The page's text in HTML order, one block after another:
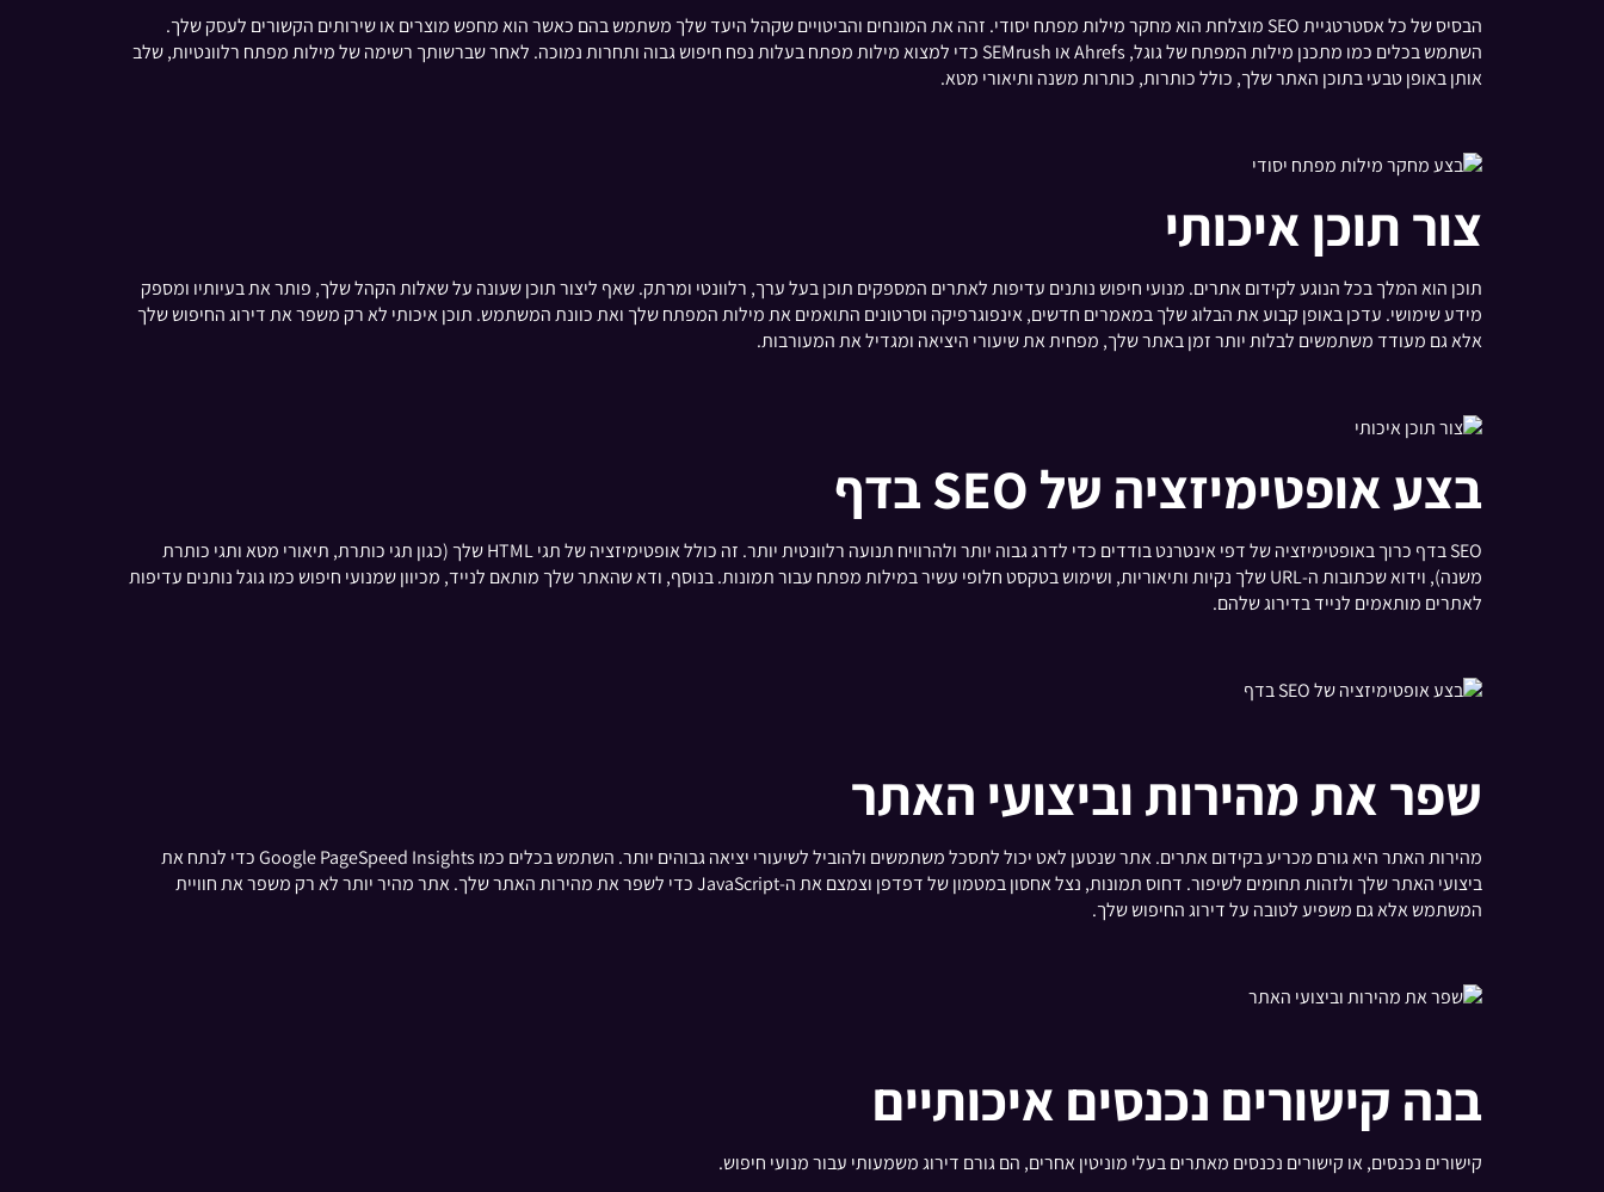
הבסיס של כל אסטרטגיית SEO מוצלחת הוא מחקר מילות מפתח יסודי. זהה את המונחים והביטויים שקהל היעד שלך משתמש בהם כאשר הוא מחפש מוצרים או שירותים הקשורים לעסק שלך.
השתמש בכלים כמו מתכנן מילות המפתח של גוגל, Ahrefs או SEMrush כדי למצוא מילות מפתח בעלות נפח חיפוש גבוה ותחרות נמוכה. לאחר שברשותך רשימה של מילות מפתח רלוונטיות, שלב
אותן באופן טבעי בתוכן האתר שלך, כולל כותרות, כותרות משנה ותיאורי מטא.
צור תוכן איכותי
תוכן הוא המלך בכל הנוגע לקידום אתרים. מנועי חיפוש נותנים עדיפות לאתרים המספקים תוכן בעל ערך, רלוונטי ומרתק. שאף ליצור תוכן שעונה על שאלות הקהל שלך, פותר את בעיותיו ומספק
מידע שימושי. עדכן באופן קבוע את הבלוג שלך במאמרים חדשים, אינפוגרפיקה וסרטונים התואמים את מילות המפתח שלך ואת כוונת המשתמש. תוכן איכותי לא רק משפר את דירוג החיפוש שלך
אלא גם מעודד משתמשים לבלות יותר זמן באתר שלך, מפחית את שיעורי היציאה ומגדיל את המעורבות.
בצע אופטימיזציה של SEO בדף
SEO בדף כרוך באופטימיזציה של דפי אינטרנט בודדים כדי לדרג גבוה יותר ולהרוויח תנועה רלוונטית יותר. זה כולל אופטימיזציה של תגי HTML שלך (כגון תגי כותרת, תיאורי מטא ותגי כותרת
משנה), וידוא שכתובות ה-URL שלך נקיות ותיאוריות, ושימוש בטקסט חלופי עשיר במילות מפתח עבור תמונות. בנוסף, ודא שהאתר שלך מותאם לנייד, מכיוון שמנועי חיפוש כמו גוגל נותנים עדיפות
לאתרים מותאמים לנייד בדירוג שלהם.
שפר את מהירות וביצועי האתר
מהירות האתר היא גורם מכריע בקידום אתרים. אתר שנטען לאט יכול לתסכל משתמשים ולהוביל לשיעורי יציאה גבוהים יותר. השתמש בכלים כמו Google PageSpeed Insights כדי לנתח את
ביצועי האתר שלך ולזהות תחומים לשיפור. דחוס תמונות, נצל אחסון במטמון של דפדפן וצמצם את ה-JavaScript כדי לשפר את מהירות האתר שלך. אתר מהיר יותר לא רק משפר את חוויית
המשתמש אלא גם משפיע לטובה על דירוג החיפוש שלך.
בנה קישורים נכנסים איכותיים
קישורים נכנסים, או קישורים נכנסים מאתרים בעלי מוניטין אחרים, הם גורם דירוג משמעותי עבור מנועי חיפוש.